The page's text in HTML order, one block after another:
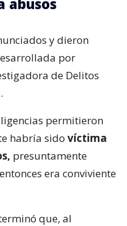
y dieron
por
de Delitos
permitieron
habría sido víctima
presuntamente
era conviviente
que, al